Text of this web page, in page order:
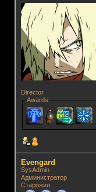
Director
Awards
Evengard
SysAdmin
Администратор
Старожил